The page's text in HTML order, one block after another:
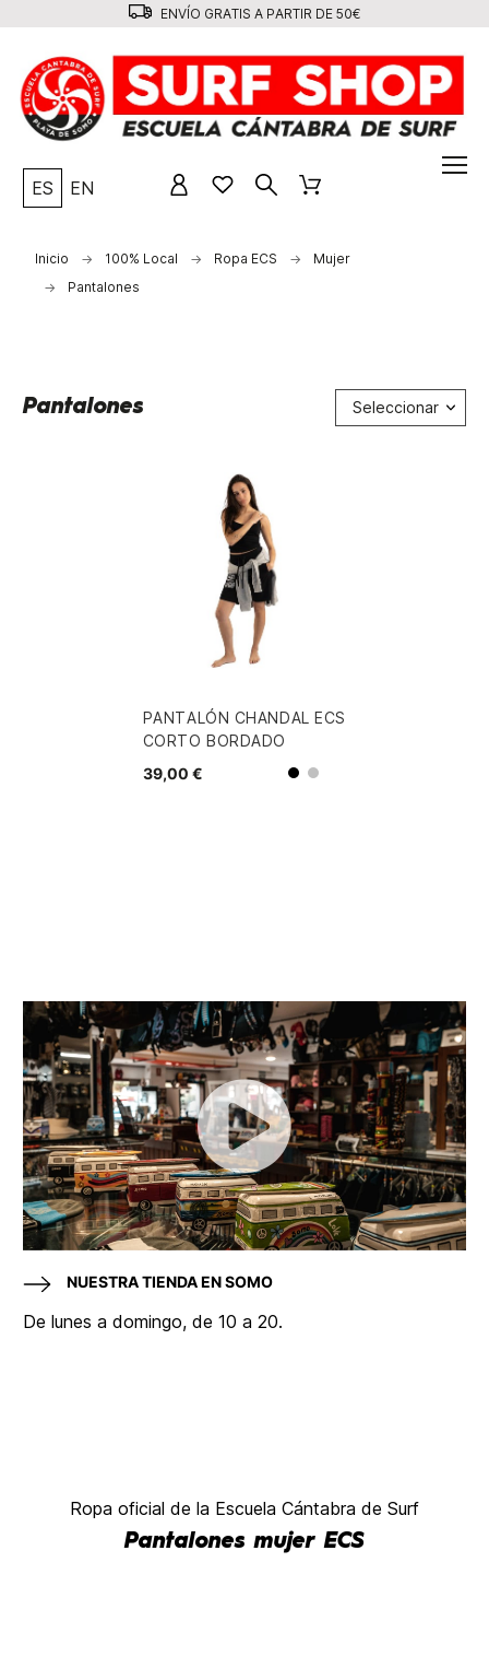
ENVÍO GRATIS A PARTIR DE 50€
ES EN
Inicio 100% Local Ropa ECS
Mujer
Pantalones
Pantalones Seleccionar
PANTALÓN CHANDAL ECS
CORTO BORDADO
39,00 €
Negro
NUESTRA TIENDA EN SOMO
De lunes a domingo, de 10 a 20.
Ropa oficial de la Escuela Cántabra de Surf
Pantalones mujer ECS